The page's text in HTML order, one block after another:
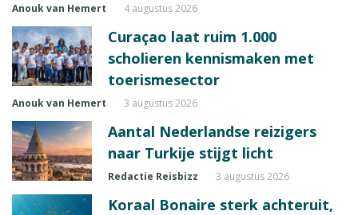
Anouk van Hemert 4 augustus 2026
Curaçao laat ruim 1.000
scholieren kennismaken met
toerismesector
Anouk van Hemert 3 augustus 2026
Aantal Nederlandse reizigers
naar Turkije stijgt licht
Redactie Reisbizz 3 augustus 2026
Koraal Bonaire sterk achteruit,